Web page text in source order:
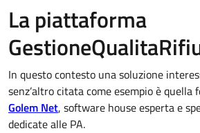
La piattaforma
In questo contesto una soluzione
senz’altro citata come esempio è quella
Golem Net, software house esperta e
dedicate alle PA.